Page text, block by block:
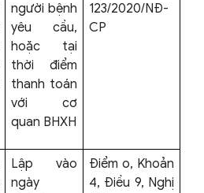
người bệnh
yêu cầu,
hoặc tại
thời điểm
thanh toán
với cơ
quan BHXH
123/2020/NĐ-
CP
Lập vào
ngày
Điểm o, Khoản
4, Điều 9, Nghị